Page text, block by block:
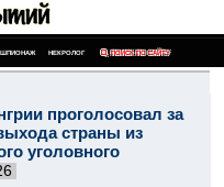
ШПИОНАЖ НЕКРОЛОГ ПОИСК ПО САЙТУ
проголосовал за
страны из
уголовного